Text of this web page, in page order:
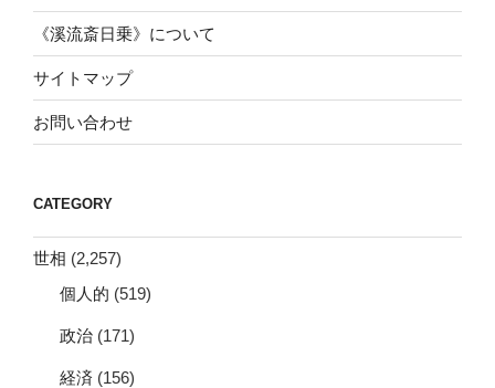
《溪流斎日乗》について
サイトマップ
お問い合わせ
CATEGORY
世相 (2,257)
個人的 (519)
政治 (171)
経済 (156)